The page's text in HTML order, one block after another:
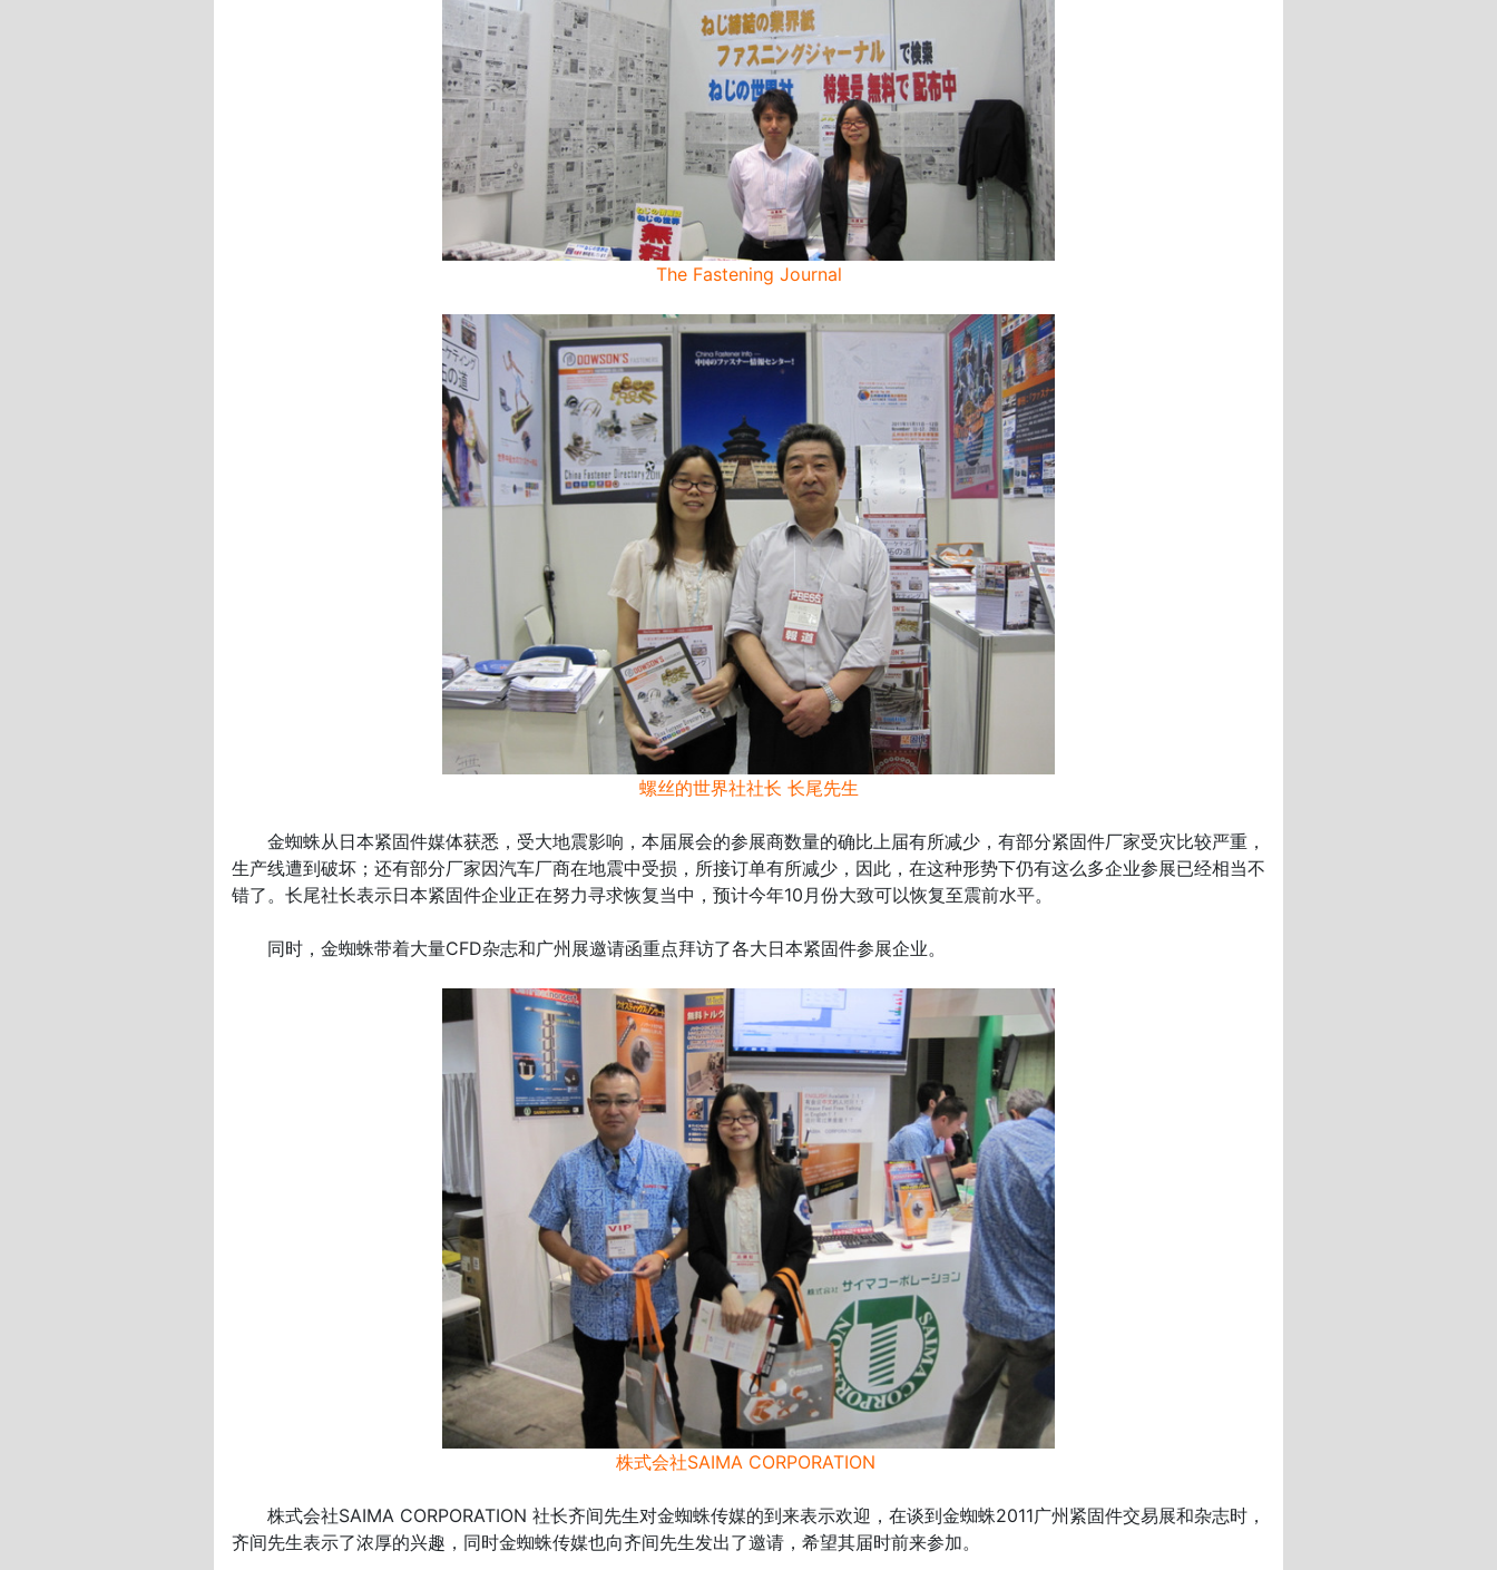
The Fastening Journal
螺丝的世界社社长 长尾先生
金蜘蛛从日本紧固件媒体获悉，受大地震影响，本届展会的参展商数量的确比上届有所减少，有部分紧固件厂家受灾比较严重，
生产线遭到破坏；还有部分厂家因汽车厂商在地震中受损，所接订单有所减少，因此，在这种形势下仍有这么多企业参展已经相当不
错了。长尾社长表示日本紧固件企业正在努力寻求恢复当中，预计今年10月份大致可以恢复至震前水平。
同时，金蜘蛛带着大量CFD杂志和广州展邀请函重点拜访了各大日本紧固件参展企业。
株式会社SAIMA CORPORATION
株式会社SAIMA CORPORATION 社长齐间先生对金蜘蛛传媒的到来表示欢迎，在谈到金蜘蛛2011广州紧固件交易展和杂志时，
齐间先生表示了浓厚的兴趣，同时金蜘蛛传媒也向齐间先生发出了邀请，希望其届时前来参加。